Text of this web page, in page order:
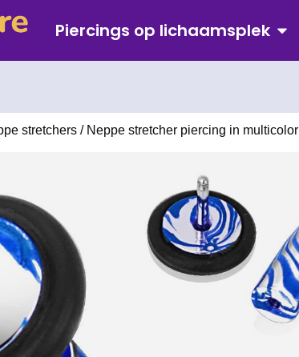
Piercings op lichaamsplek
stretchers / Neppe stretcher piercing in multicolor